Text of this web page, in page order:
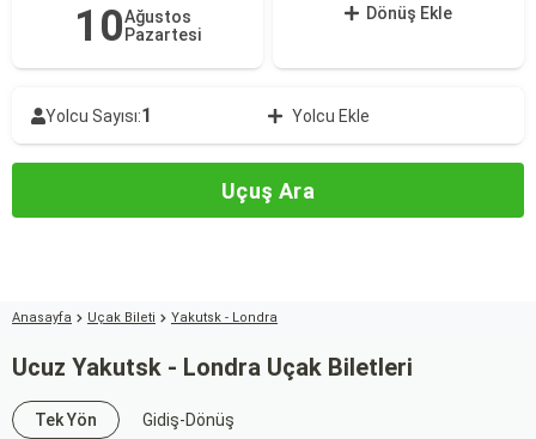
10Ağustos
Pazartesi
Dönüş Ekle
Yolcu Sayısı:1 Yolcu Ekle
Uçuş Ara
Anasayfa Uçak Bileti Yakutsk - Londra
Ucuz Yakutsk - Londra Uçak Biletleri
Tek Yön Gidiş-Dönüş